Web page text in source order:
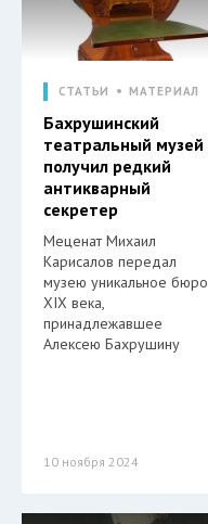
СТАТЬИ МАТЕРИАЛ
Бахрушинский
театральный музей
получил редкий
антикварный
секретер
Меценат Михаил
Карисалов передал
музею уникальное бюро
XIX века,
принадлежавшее
Алексею Бахрушину
10 ноября 2024